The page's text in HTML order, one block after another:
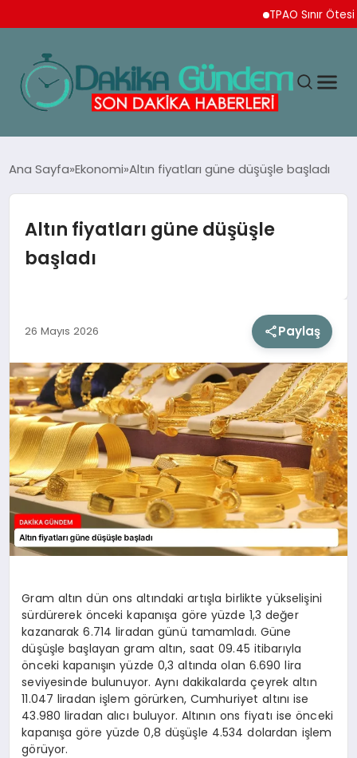
TPAO Sınır Ötesi
SPOR
SIYASET
SAĞLIK
DÜNYA
EĞITIM
Ana Sayfa Ekonomi Altın fiyatları güne düşüşle başladı
Altın fiyatları güne düşüşle
başladı
26 Mayıs 2026 Paylaş
Gram altın dün ons altındaki artışla birlikte yükselişini
sürdürerek önceki kapanışa göre yüzde 1,3 değer
kazanarak 6.714 liradan günü tamamladı. Güne
düşüşle başlayan gram altın, saat 09.45 itibarıyla
önceki kapanışın yüzde 0,3 altında olan 6.690 lira
seviyesinde bulunuyor. Aynı dakikalarda çeyrek altın
11.047 liradan işlem görürken, Cumhuriyet altını ise
43.980 liradan alıcı buluyor. Altının ons fiyatı ise önceki
kapanışa göre yüzde 0,8 düşüşle 4.534 dolardan işlem
görüyor.